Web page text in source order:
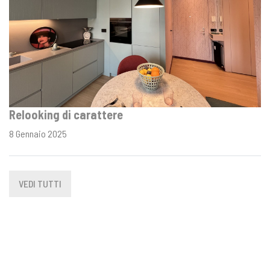
Relooking di carattere
8 Gennaio 2025
VEDI TUTTI